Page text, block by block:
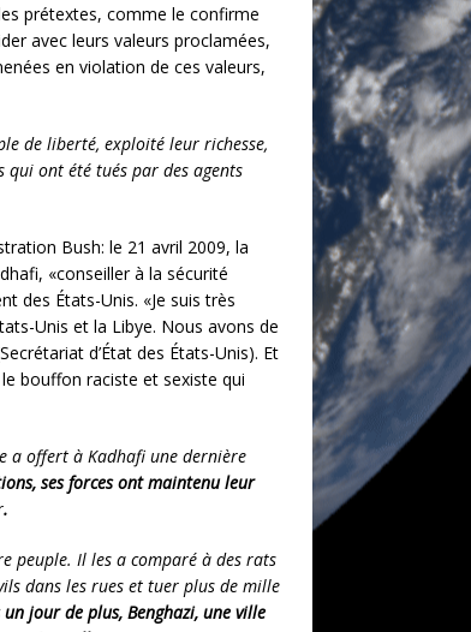
prétextes, comme le confirme
avec leurs valeurs proclamées,
en violation de ces valeurs,
de liberté, exploité leur richesse,
qui ont été tués par des agents
Bush: le 21 avril 2009, la
«conseiller à la sécurité
des États-Unis. «Je suis très
Unis et la Libye. Nous avons de
d’État des États-Unis). Et
bouffon raciste et sexiste qui
a offert à Kadhafi une dernière
ses forces ont maintenu leur
.
peuple. Il les a comparé à des rats
dans les rues et tuer plus de mille
jour de plus, Benghazi, une ville